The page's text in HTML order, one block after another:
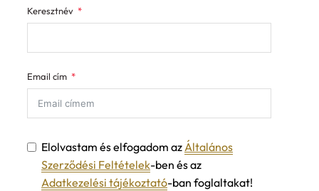
Keresztnév
Email cím
Elolvastam és elfogadom azÁltalános
Szerződési Feltételek-ben és az
Adatkezelési tájékoztató-ban foglaltakat!